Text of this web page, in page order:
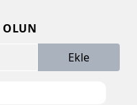
OLUN
Ekle